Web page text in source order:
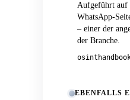
Aufgeführt auf
WhatsApp-
– einer der
der Branche.
EBENFALLS